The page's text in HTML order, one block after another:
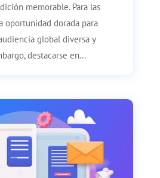
memorable. Para las
oportunidad dorada para
global diversa y
destacarse en...